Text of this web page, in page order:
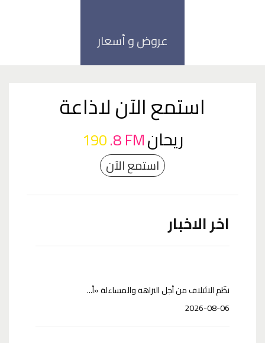
عروض و أسعار
استمع الآن لاذاعة
190.8 FMريحان
استمع الآن
اخر الاخبار
نظّم الائتلاف من أجل النزاهة والمساءلة «أ...
2026-08-06